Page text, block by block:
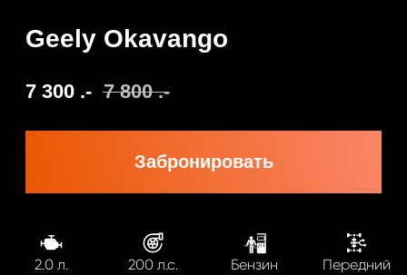
Забронировать
2.0 л. 200 л.с. Бензин Передний